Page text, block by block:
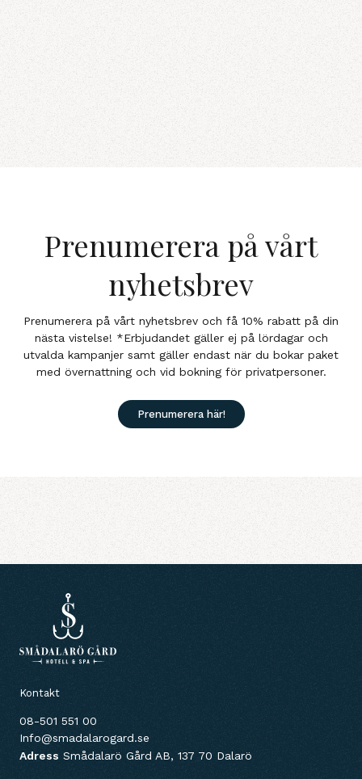
Prenumerera på vårt
nyhetsbrev
Prenumerera på vårt nyhetsbrev och få 10% rabatt på din
nästa vistelse! *Erbjudandet gäller ej på lördagar och
utvalda kampanjer samt gäller endast när du bokar paket
med övernattning och vid bokning för privatpersoner.
Prenumerera här!
Kontakt
08-501 551 00
Info@smadalarogard.se
Adress Smådalarö Gård AB, 137 70 Dalarö